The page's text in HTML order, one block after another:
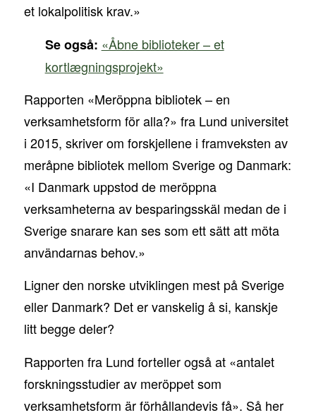
et lokalpolitisk krav.»
Se også: «Åbne biblioteker – et
kortlægningsprojekt»
Rapporten «Meröppna bibliotek – en
verksamhetsform för alla?» fra Lund universitet
i 2015, skriver om forskjellene i framveksten av
meråpne bibliotek mellom Sverige og Danmark:
«I Danmark uppstod de meröppna
verksamheterna av besparingsskäl medan de i
Sverige snarare kan ses som ett sätt att möta
användarnas behov.»
Ligner den norske utviklingen mest på Sverige
eller Danmark? Det er vanskelig å si, kanskje
litt begge deler?
Rapporten fra Lund forteller også at «antalet
forskningsstudier av meröppet som
verksamhetsform är förhållandevis få». Så her